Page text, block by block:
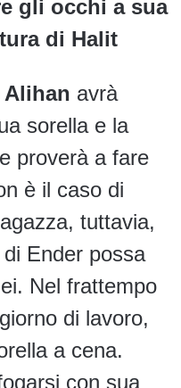
gli occhi a sua
di Halit
Alihan avrà
sorella e la
proverà a fare
è il caso di
tuttavia,
Ender possa
Nel frattempo
di lavoro,
a cena.
con sua